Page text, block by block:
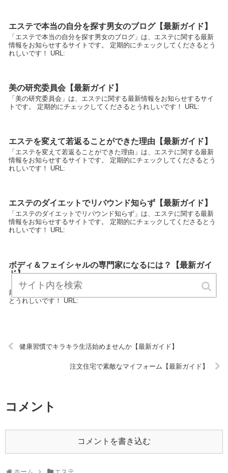
エステで本当の自分を探す男女のブログ【最新ガイド】
「エステで本当の自分を探す男女のブログ」は、エステに関する最新
情報をお知らせするサイトです。 定期的にチェックしてくださるとう
れしいです！ URL:
美の研究委員会【最新ガイド】
「美の研究委員会」は、エステに関する最新情報をお知らせするサイ
トです。 定期的にチェックしてくださるとうれしいです！ URL:
エステを変えて若返ることができた理由【最新ガイド】
「エステを変えて若返ることができた理由」は、エステに関する最新
情報をお知らせするサイトです。 定期的にチェックしてくださるとう
れしいです！ URL:
エステのダイエットでリバウンド知らず【最新ガイド】
「エステのダイエットでリバウンド知らず」は、エステに関する最新
情報をお知らせするサイトです。 定期的にチェックしてくださるとう
れしいです！ URL:
ボディ＆フェイシャルの専門家になるには？【最新ガイ
ド】
「ボディ＆フェイシャルの専門家になるには？」は、エステに関する
最新情報をお知らせするサイトです。 定期的にチェックしてくださる
とうれしいです！ URL:
健康習慣でキラキラ生活始めませんか【最新ガイド】
注文住宅で素敵なマイフォーム【最新ガイド】
コメント
コメントを書き込む